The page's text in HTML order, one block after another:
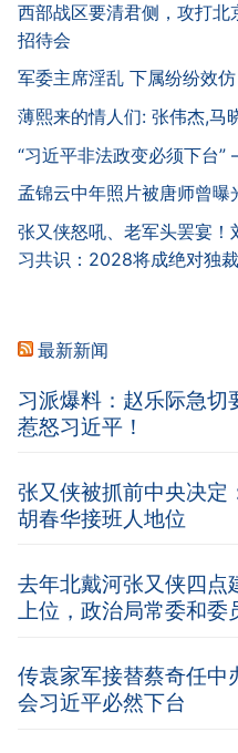
西部战区要清君侧，攻打
招待会
军委主席淫乱 下属纷纷效
薄熙来的情人们: 张伟杰,马
“习近平非法政变必须下台”
孟锦云中年照片被唐师曾
张又侠怒吼、老军头罢宴
习共识：2028将成绝对独
最新新闻
习派爆料：赵乐际急切
惹怒习近平！
张又侠被抓前中央决
胡春华接班人地位
去年北戴河张又侠四点
上位，政治局常委和委
传袁家军接替蔡奇任中
会习近平必然下台